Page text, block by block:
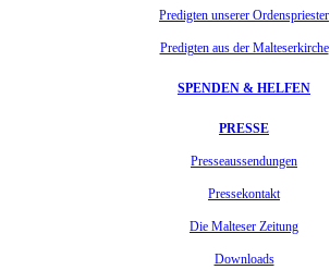
Predigten unserer Ordenspriester
Predigten aus der Malteserkirche
SPENDEN & HELFEN
PRESSE
Presseaussendungen
Pressekontakt
Die Malteser Zeitung
Downloads